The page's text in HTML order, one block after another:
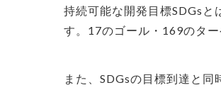
持続可能な開発目標SDGs
す。17のゴール・169のタ
また、SDGsの目標到達と同